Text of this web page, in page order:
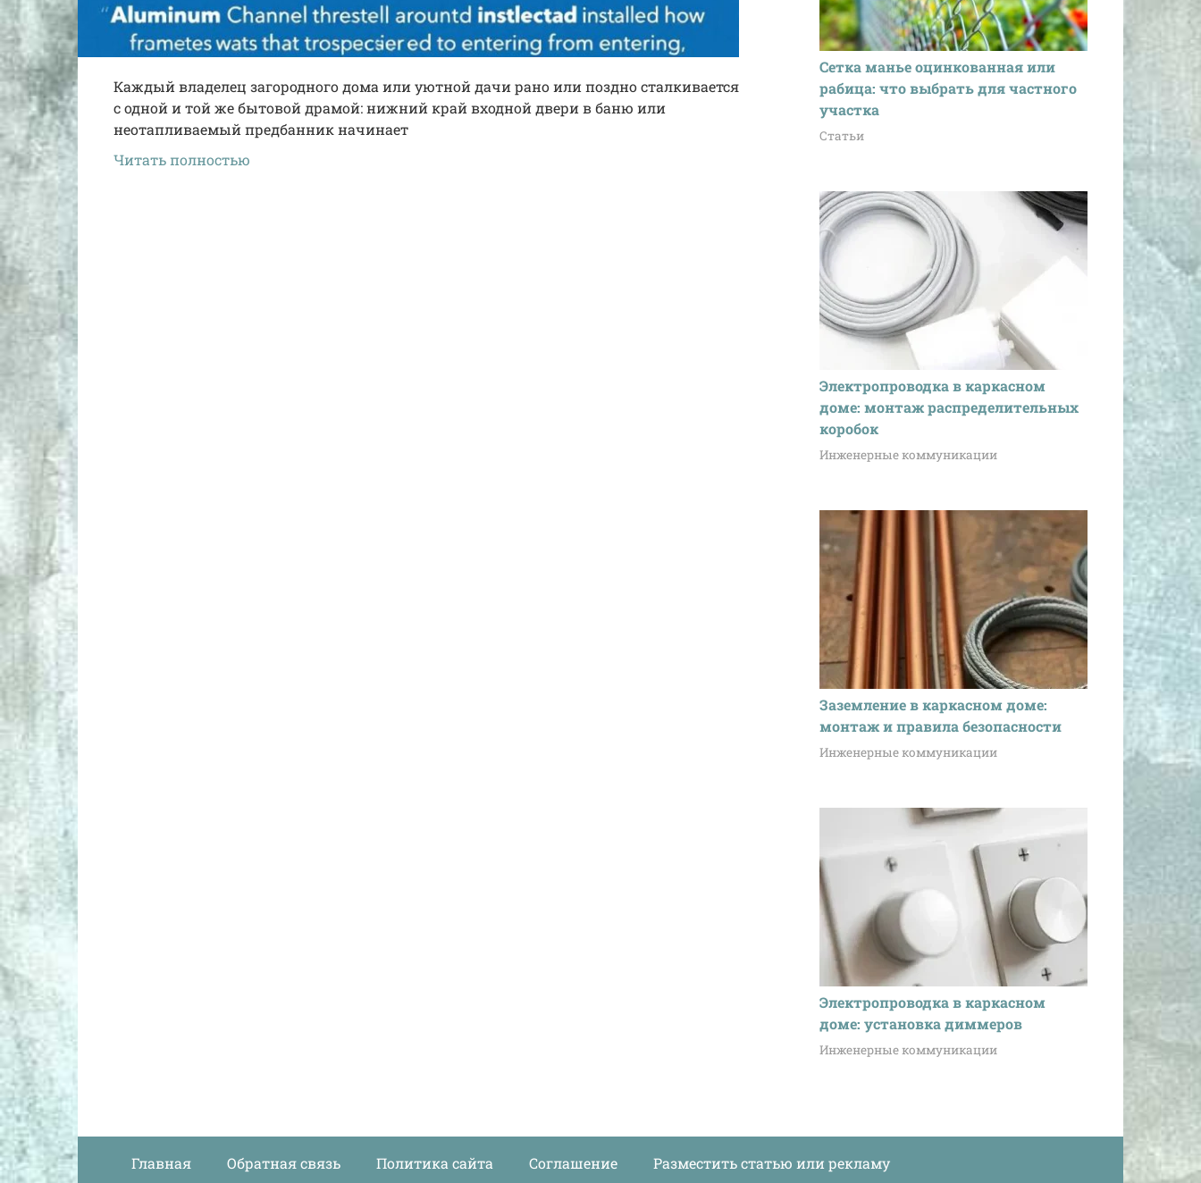
Каждый владелец загородного дома или уютной дачи рано или поздно сталкивается
с одной и той же бытовой драмой: нижний край входной двери в баню или
неотапливаемый предбанник начинает
Читать полностью
Сетка манье оцинкованная или
рабица: что выбрать для частного
участка
Статьи
Электропроводка в каркасном
доме: монтаж распределительных
коробок
Инженерные коммуникации
Заземление в каркасном доме:
монтаж и правила безопасности
Инженерные коммуникации
Электропроводка в каркасном
доме: установка диммеров
Инженерные коммуникации
Главная Обратная связь Политика сайта Соглашение Разместить статью или рекламу